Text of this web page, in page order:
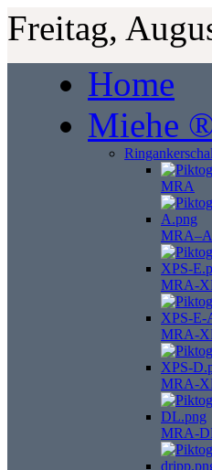
Freitag,
Home
Miehe
MRA
MRA–A
MRA-
MRA-
MRA-
MRA-